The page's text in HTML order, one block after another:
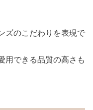
ズのこだわりを表現で
用できる品質の高さも